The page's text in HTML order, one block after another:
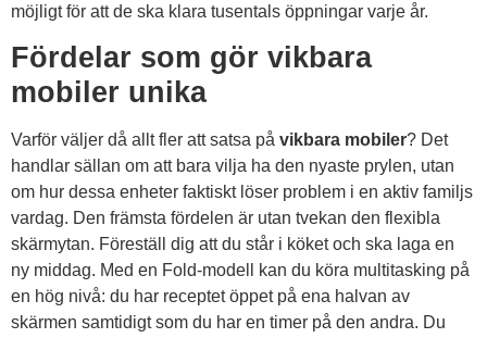
möjligt för att de ska klara tusentals öppningar varje år.
Fördelar som gör vikbara
mobiler unika
Varför väljer då allt fler att satsa på vikbara mobiler? Det
handlar sällan om att bara vilja ha den nyaste prylen, utan
om hur dessa enheter faktiskt löser problem i en aktiv familjs
vardag. Den främsta fördelen är utan tvekan den flexibla
skärmytan. Föreställ dig att du står i köket och ska laga en
ny middag. Med en Fold-modell kan du köra multitasking på
en hög nivå: du har receptet öppet på ena halvan av
skärmen samtidigt som du har en timer på den andra. Du